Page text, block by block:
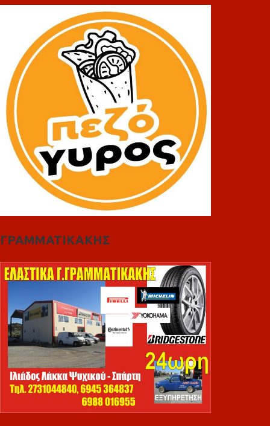
ΓΡΑΜΜΑΤΙΚΑΚΗΣ